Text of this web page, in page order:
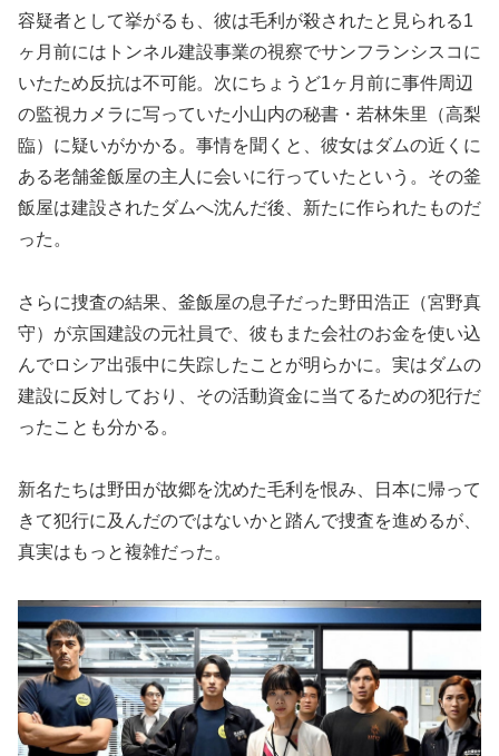
容疑者として挙がるも、彼は毛利が殺されたと見られる1
ヶ月前にはトンネル建設事業の視察でサンフランシスコに
いたため反抗は不可能。次にちょうど1ヶ月前に事件周辺
の監視カメラに写っていた小山内の秘書・若林朱里（高梨
臨）に疑いがかかる。事情を聞くと、彼女はダムの近くに
ある老舗釜飯屋の主人に会いに行っていたという。その釜
飯屋は建設されたダムへ沈んだ後、新たに作られたものだ
った。
さらに捜査の結果、釜飯屋の息子だった野田浩正（宮野真
守）が京国建設の元社員で、彼もまた会社のお金を使い込
んでロシア出張中に失踪したことが明らかに。実はダムの
建設に反対しており、その活動資金に当てるための犯行だ
ったことも分かる。
新名たちは野田が故郷を沈めた毛利を恨み、日本に帰って
きて犯行に及んだのではないかと踏んで捜査を進めるが、
真実はもっと複雑だった。